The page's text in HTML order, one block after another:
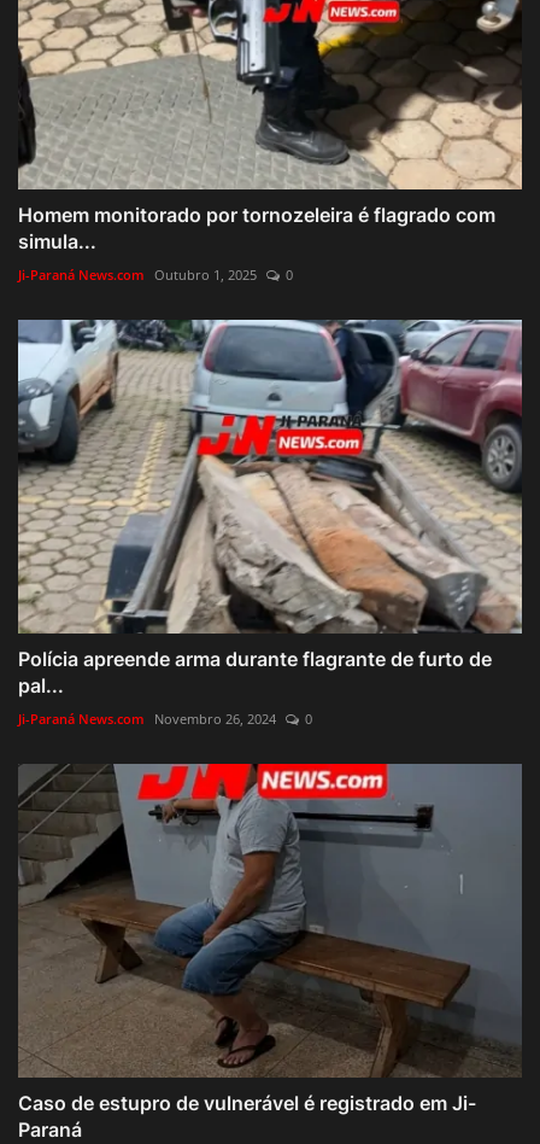
Homem monitorado por tornozeleira é flagrado com
simula...
Ji-Paraná News.com Outubro 1, 2025 0
Polícia apreende arma durante flagrante de furto de
pal...
Ji-Paraná News.com Novembro 26, 2024 0
Caso de estupro de vulnerável é registrado em Ji-
Paraná